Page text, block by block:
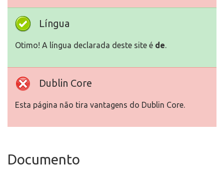
Língua
Otimo! A língua declarada deste site é de.
Dublin Core
Esta página não tira vantagens do Dublin Core.
Documento